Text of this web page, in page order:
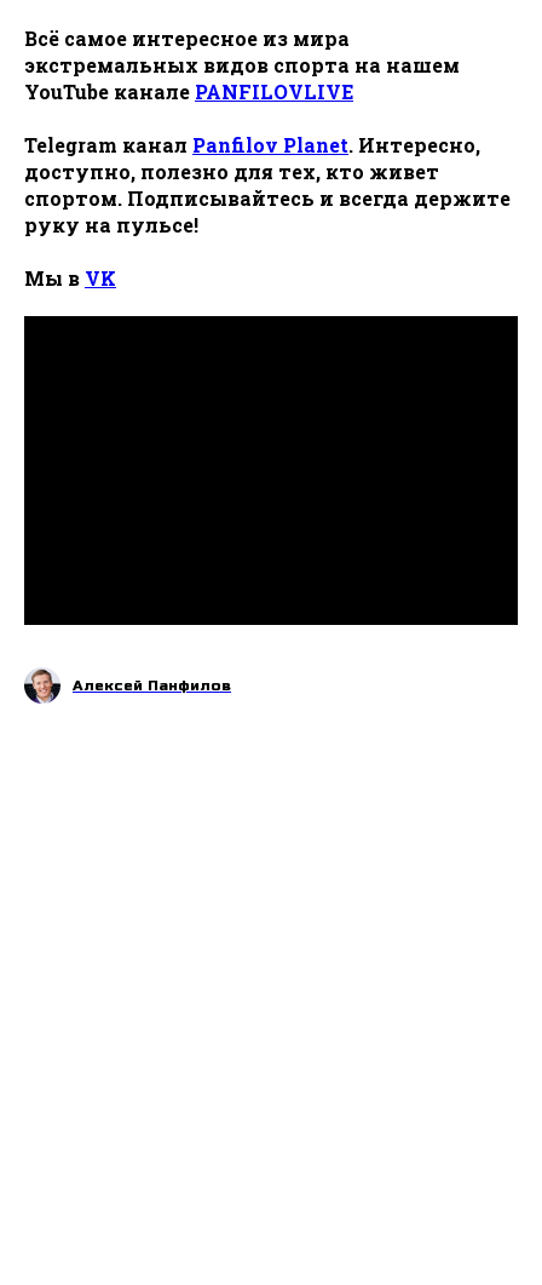
Всё самое интересное из мира
экстремальных видов спорта на нашем
YouTube канале PANFILOVLIVE
Telegram канал Panfilov Planet. Интересно,
доступно, полезно для тех, кто живет
спортом. Подписывайтесь и всегда держите
руку на пульсе!
Мы в VK
Алексей Панфилов